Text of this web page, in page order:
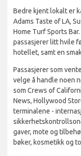
Bedre kjent lokalt er
Adams Taste of LA,
Home Turf Sports
passasjerer litt hvile
hotellet, samt en
Passasjerer som
velge å handle noen
som Crews of
News, Hollywood
terminalene -
gaver, mote og
bøker, kosmetikk og